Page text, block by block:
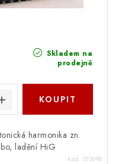
Skladem na
prodejně
harmonika zn.
ladění HiG
Kód: 570098